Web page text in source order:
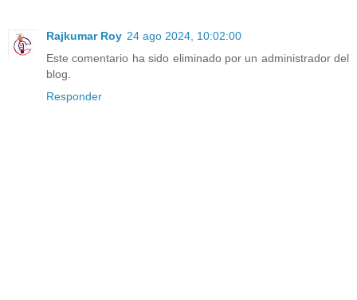
Rajkumar Roy 24 ago 2024, 10:02:00
Este comentario ha sido eliminado por un administrador del
blog.
Responder